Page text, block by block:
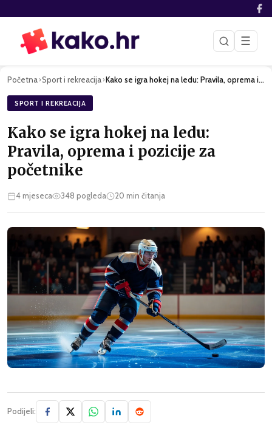
☰
Početna›Sport i rekreacija› Kako se igra hokej na ledu: Pravila, oprema i pozicije za po…
SPORT I REKREACIJA
Kako se igra hokej na ledu:
Pravila, oprema i pozicije za
početnike
4 mjeseca 348 pogleda 20 min čitanja
Podijeli: